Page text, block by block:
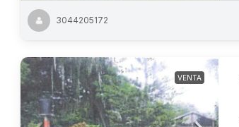
3044205172
VENTA